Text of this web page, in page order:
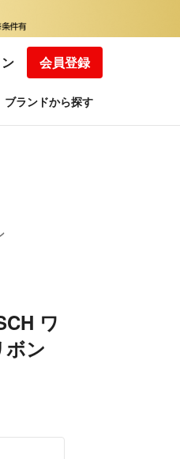
会員登録
ブランドから探す
ワ
ン